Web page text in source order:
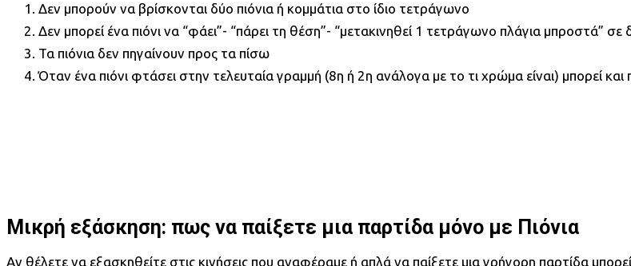
Δεν μπορούν να βρίσκονται δύο πιόνια ή κομμάτια στο ίδιο τετράγωνο
Δεν μπορεί ένα πιόνι να “φάει”- “πάρει τη θέση”- “μετακινηθεί 1 τετράγωνο πλάγια μπροστά” σε
Τα πιόνια δεν πηγαίνουν προς τα πίσω
Όταν ένα πιόνι φτάσει στην τελευταία γραμμή (8η ή 2η ανάλογα με το τι χρώμα είναι) μπορεί
Μικρή εξάσκηση: πως να παίξετε μια παρτίδα μόνο με Πιόνια
Αν θέλετε να εξασκηθείτε στις κινήσεις που αναφέραμε ή απλά να παίξετε μια γρήγορη παρτίδα